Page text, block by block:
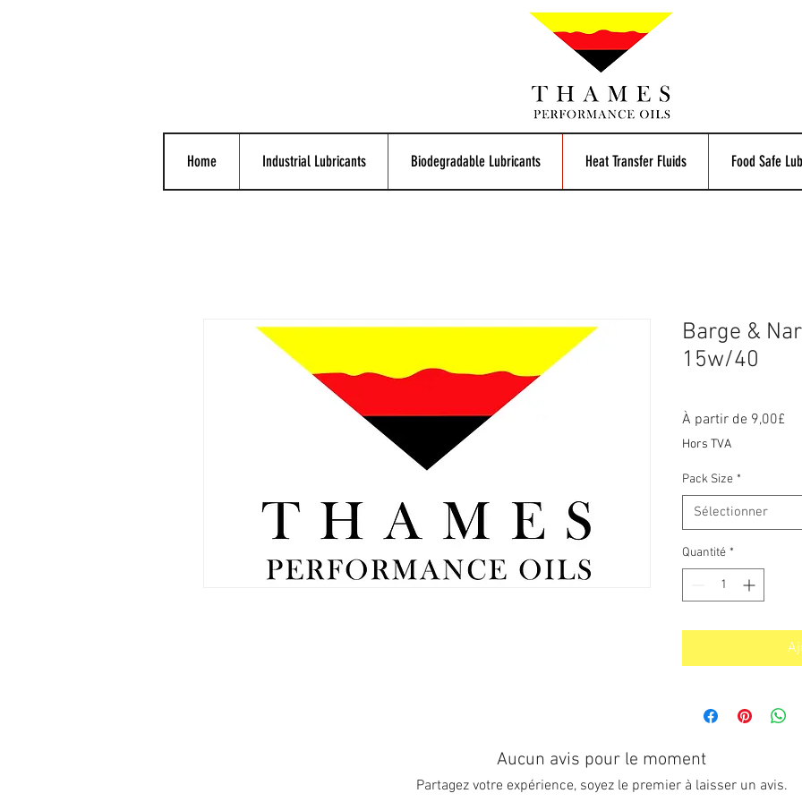
Home Industrial Lubricants Biodegradable Lubricants Heat Transfer Fluids Food Safe
Barge &
15w/40
À partir de 9,00£
Hors TVA
Pack Size *
Sélectionner
Quantité *
Aucun avis pour le moment
Partagez votre expérience, soyez le premier à laisser un avis.